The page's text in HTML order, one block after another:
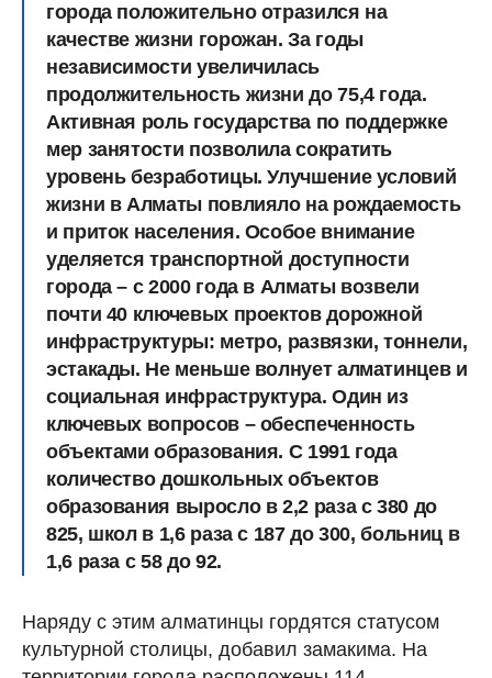
города положительно отразился на
качестве жизни горожан. За годы
независимости увеличилась
продолжительность жизни до 75,4 года.
Активная роль государства по поддержке
мер занятости позволила сократить
уровень безработицы. Улучшение условий
жизни в Алматы повлияло на рождаемость
и приток населения. Особое внимание
уделяется транспортной доступности
города – с 2000 года в Алматы возвели
почти 40 ключевых проектов дорожной
инфраструктуры: метро, развязки, тоннели,
эстакады. Не меньше волнует алматинцев и
социальная инфраструктура. Один из
ключевых вопросов – обеспеченность
объектами образования. С 1991 года
количество дошкольных объектов
образования выросло в 2,2 раза с 380 до
825, школ в 1,6 раза с 187 до 300, больниц в
1,6 раза с 58 до 92.
Наряду с этим алматинцы гордятся статусом
культурной столицы, добавил замакима. На